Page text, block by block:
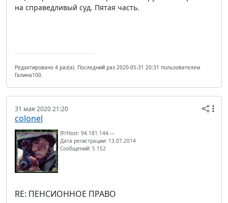
на справедливый суд. Пятая часть.
Редактировано 4 раз(а). Последний раз 2020-05-31 20:31 пользователем
Галина100.
31 мая 2020 21:20
colonel
IP/Host: 94.181.144.---
Дата регистрации: 13.07.2014
Сообщений: 5 152
RE: ПЕНСИОННОЕ ПРАВО